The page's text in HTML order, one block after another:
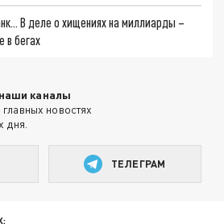
В деле о хищениях на миллиарды –
в бегах
каналы
новостях
дня.
ТЕЛЕГРАМ